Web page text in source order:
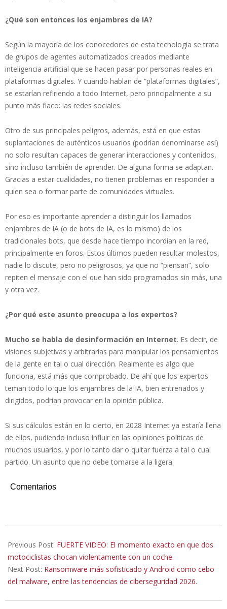
¿Qué son entonces los enjambres de IA?
Según la mayoría de los conocedores de esta tecnología se trata
de grupos de agentes automatizados creados mediante
inteligencia artificial que se hacen pasar por personas reales en
plataformas digitales. Y cuando hablan de “plataformas digitales”,
se estarían refiriendo a todo Internet, pero principalmente a su
punto más flaco: las redes sociales.
Otro de sus principales peligros, además, está en que estas
suplantaciones de auténticos usuarios (podrían denominarse así)
no solo resultan capaces de generar interacciones y contenidos,
sino incluso también de aprender. De alguna forma se adaptan.
Gracias a estar cualidades, no tienen problemas en responder a
quien sea o formar parte de comunidades virtuales.
Por eso es importante aprender a distinguir los llamados
enjambres de IA (o de bots de IA, es lo mismo) de los
tradicionales bots, que desde hace tiempo incordian en la red,
principalmente en foros. Estos últimos pueden resultar molestos,
nadie lo discute, pero no peligrosos, ya que no “piensan”, solo
repiten el mensaje con el que han sido programados sin más, una
y otra vez.
¿Por qué este asunto preocupa a los expertos?
Mucho se habla de desinformación en Internet. Es decir, de
visiones subjetivas y arbitrarias para manipular los pensamientos
de la gente en tal o cual dirección. Realmente es algo que
funciona, está más que comprobado. De ahí que los expertos
teman todo lo que los enjambres de la IA, bien entrenados y
dirigidos, podrían provocar en la opinión pública.
Si sus cálculos están en lo cierto, en 2028 Internet ya estaría llena
de ellos, pudiendo incluso influir en las opiniones políticas de
muchos usuarios, y por lo tanto dar o quitar fuerza a tal o cual
partido. Un asunto que no debe tomarse a la ligera.
Comentarios
01-
26
Previous Post: FUERTE VIDEO: El momento exacto en que dos
motociclistas chocan violentamente con un coche.
Next Post: Ransomware más sofisticado y Android como cebo
del malware, entre las tendencias de ciberseguridad 2026.